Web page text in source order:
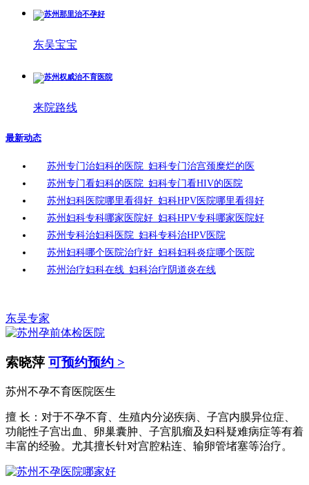
东吴宝宝
来院路线
最新动态
苏州专门治妇科的医院_妇科专门治宫颈糜烂的医
苏州专门看妇科的医院_妇科专门看HIV的医院
苏州妇科医院哪里看得好_妇科HPV医院哪里看得好
苏州妇科专科哪家医院好_妇科HPV专科哪家医院好
苏州专科治妇科医院_妇科专科治HPV医院
苏州妇科哪个医院治疗好_妇科妇科炎症哪个医院
苏州治疗妇科在线_妇科治疗阴道炎在线
东吴专家
索晓萍 可预约预约 >
苏州不孕不育医院医生
擅 长：对于不孕不育、生殖内分泌疾病、子宫内膜异位症、
功能性子宫出血、卵巢囊肿、子宫肌瘤及妇科疑难病症等有着
丰富的经验。尤其擅长针对宫腔粘连、输卵管堵塞等治疗。